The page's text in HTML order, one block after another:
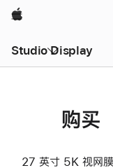
Apple
Studio Display
购买
27 英寸 5K 视网